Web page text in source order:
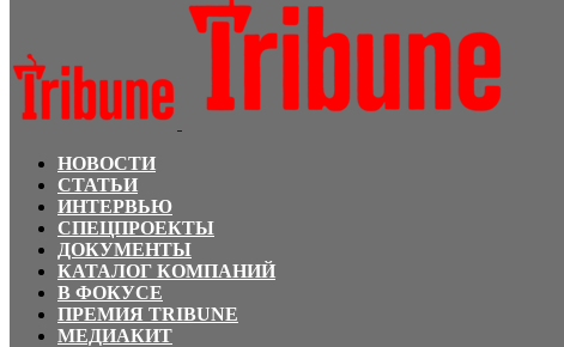
НОВОСТИ
СТАТЬИ
ИНТЕРВЬЮ
СПЕЦПРОЕКТЫ
ДОКУМЕНТЫ
КАТАЛОГ КОМПАНИЙ
В ФОКУСЕ
ПРЕМИЯ TRIBUNE
МЕДИАКИТ